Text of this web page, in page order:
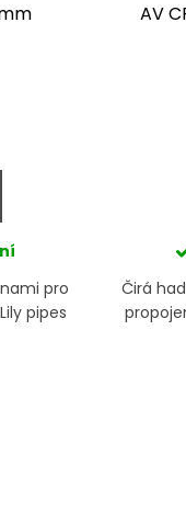
pro
pipes
AV
Čirá